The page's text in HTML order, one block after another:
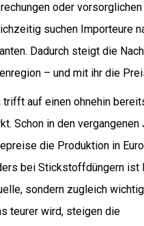
oder vorsorglichen
suchen Importeure
Dadurch steigt die
– und mit ihr die
trifft auf einen ohnehin
Schon in den vergangenen
die Produktion in
bei Stickstoffdüngern ist
sondern zugleich
teurer wird, steigen die